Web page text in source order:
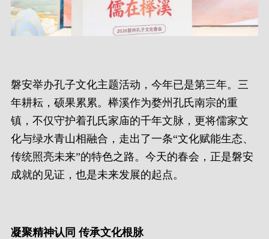
磐安举办孔子文化主题活动，今年已是第三年。三
年耕耘，硕果累累。榉溪作为婺州孔氏南宗的重
镇，不仅守护着孔氏家庙的千年文脉，更将儒家文
化与绿水青山相融合，走出了一条“文化赋能生态、
传统照亮未来”的特色之路。今天的春会，正是磐安
成就的见证，也是未来发展的起点。
凝聚精神认同 传承文化根脉